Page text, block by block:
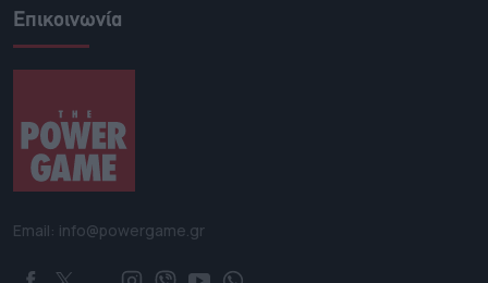
Επικοινωνία
Email: info@powergame.gr